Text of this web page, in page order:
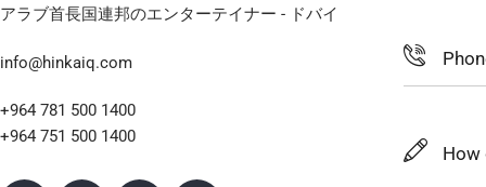
アラブ首長国連邦のエンターテイナー - ドバイ
info@hinkaiq.com
+964 781 500 1400
+964 751 500 1400